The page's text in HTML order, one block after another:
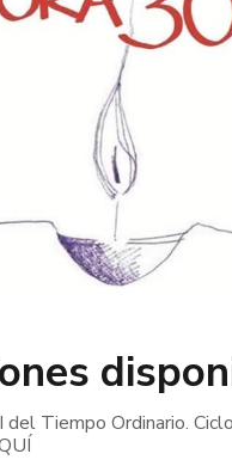
del Tiempo Ordinario.